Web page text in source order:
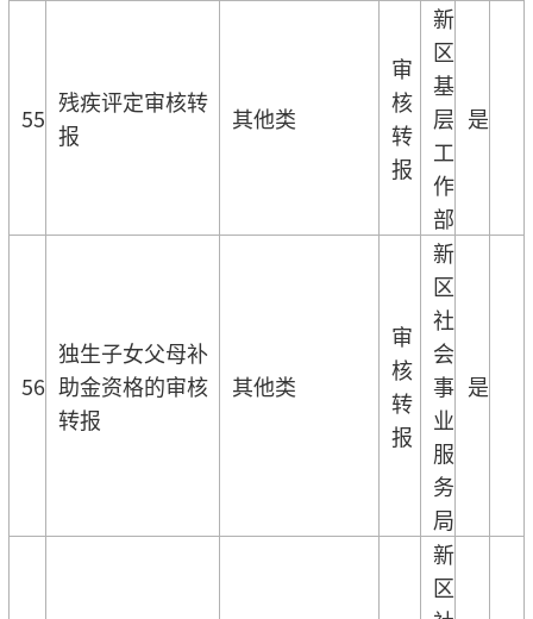
55
残疾评定审核转
报
其他类
审
核
转
报
新
区
基
层
工
作
部
是
56
独生子女父母补
助金资格的审核
转报
其他类
审
核
转
报
新
区
社
会
事
业
服
务
局
是
新
区